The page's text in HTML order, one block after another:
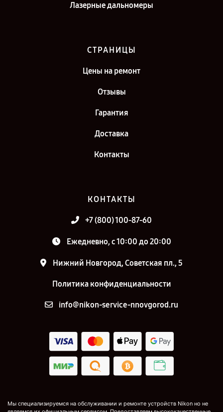
Лазерные дальномеры
СТРАНИЦЫ
Цены на ремонт
Отзывы
Гарантия
Доставка
Контакты
КОНТАКТЫ
+7 (800) 100-87-60
Ежедневно, с 10:00 до 20:00
Нижний Новгород, Советская пл., 5
Политика конфиденциальности
info@nikon-service-nnovgorod.ru
Мы специализируемся на обслуживании и ремонте устройств Nikon но не